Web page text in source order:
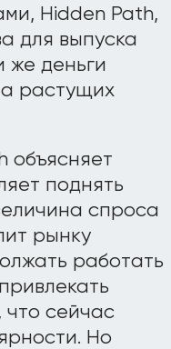
Hidden Path,
для выпуска
же деньги
растущих
объясняет
поднять
спроса
рынку
работать
что сейчас
Но